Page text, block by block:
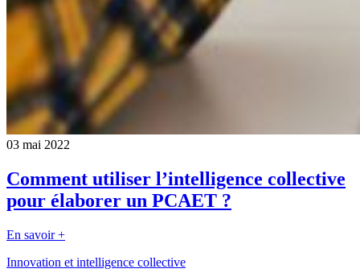
03 mai 2022
Comment utiliser l’intelligence collective
pour élaborer un PCAET ?
En savoir +
Innovation et intelligence collective